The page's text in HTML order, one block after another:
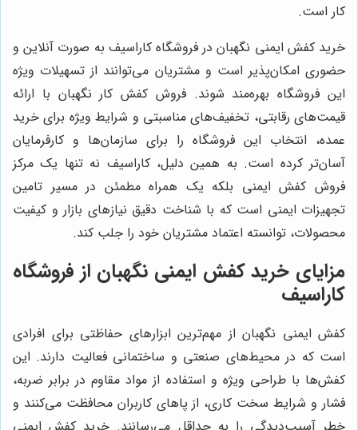
کار است.
خرید کفش ایمنی نگهبان در فروشگاه کاراسیف به صورت آنلاین و
حضوری امکان‌پذیر است و مشتریان می‌توانند از تسهیلات ویژه
این فروشگاه بهره‌مند شوند. فروش کفش کار نگهبان با ارائه
قیمت‌های رقابتی، تخفیف‌های مناسبتی و شرایط ویژه برای خرید
عمده، انتخاب این فروشگاه را برای سازمان‌ها و کارفرمایان
آسان‌تر کرده است. به همین دلیل، کاراسیف نه تنها یک مرکز
فروش کفش ایمنی بلکه یک همراه مطمئن در مسیر تامین
تجهیزات ایمنی است که با شناخت دقیق نیازهای بازار و کیفیت
محصولات، توانسته اعتماد مشتریان خود را جلب کند.
مزایای خرید کفش ایمنی نگهبان از فروشگاه
کاراسیف
کفش ایمنی نگهبان از مهم‌ترین ابزارهای حفاظتی برای افرادی
است که در محیط‌های صنعتی و ساختمانی فعالیت دارند. این
کفش‌ها با طراحی ویژه و استفاده از مواد مقاوم در برابر ضربه،
فشار و شرایط سخت کاری، از پاهای کاربران محافظت می‌کنند و